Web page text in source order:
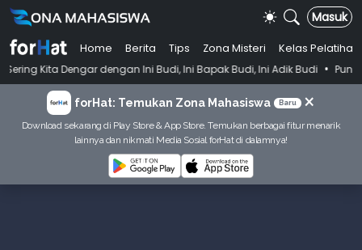
Masuk
Home Berita Tips Zona Misteri
Kelas Pelatihan
Dengar dengan Ini Budi, Ini Bapak Budi, Ini Adik Budi
• Punya Tujuan
forHat: Temukan Zona Mahasiswa Baru ×
Download sekarang di Play Store & App Store. Temukan berbagai fitur menarik
lainnya dan nikmati Media Sosial forHat di dalamnya!